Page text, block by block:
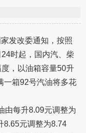
发改委通知，按照
时起，国内汽、柴
，以油箱容量50升
一箱92号汽油将多花
由每升8.09元调整为
8.65元调整为8.74